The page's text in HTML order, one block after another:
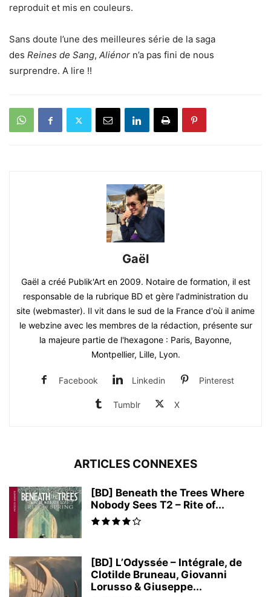
reproduit et mis en couleurs.
Sans doute l’une des meilleures série de la saga
des Reines de Sang, Aliénor n’a pas fini de nous
surprendre. A lire !!
Gaël
Gaël a créé Publik'Art en 2009. Notaire de formation, il est
responsable de la rubrique BD et gère l'administration du
site (webmaster). Il vit dans le sud de la France d'où il anime
le webzine avec les membres de la rédaction, présente sur
la majeure partie de l'hexagone : Paris, Bayonne,
Montpellier, Lille, Lyon.
Facebook Linkedin Pinterest
Tumblr X
ARTICLES CONNEXES
[BD] Beneath the Trees Where
Nobody Sees T2 – Rite of...
[BD] L’Odyssée – Intégrale, de
Clotilde Bruneau, Giovanni
Lorusso & Giuseppe...